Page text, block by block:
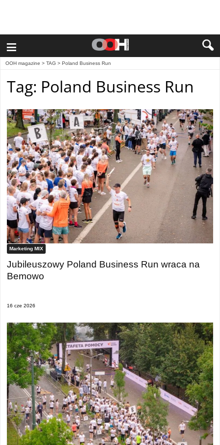
≡
OOH magazine > TAG > Poland Business Run
Tag: Poland Business Run
Marketing MIX
Jubileuszowy Poland Business Run wraca na
Bemowo
16 cze 2026